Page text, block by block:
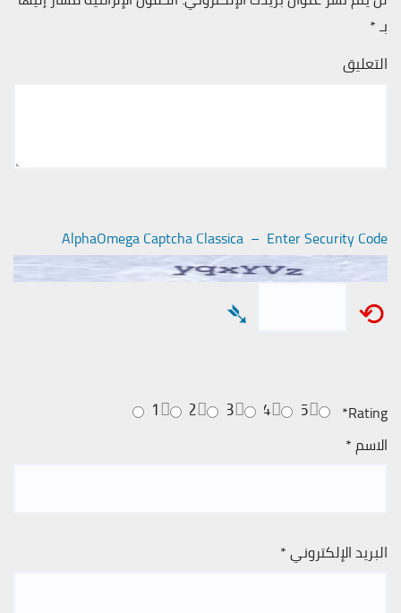
بـ*
التعليق
AlphaOmega Captcha Classica – Enter Security Code
⟲
➴
Rating
*
5
4
3
2
1
الاسم*
البريد الإلكتروني*